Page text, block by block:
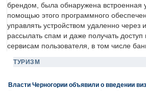
брендом, была обнаружена встроенная
помощью этого программного
управлять устройством удаленно через
рассылать спам и даже получать
сервисам пользователя, в том числе
ТУРИЗМ
Власти Черногории объявили о введении